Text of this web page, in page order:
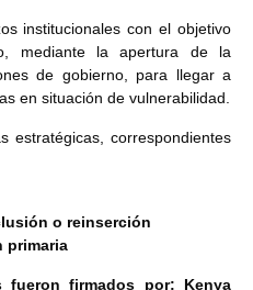
institucionales con el objetivo
mediante laapertura de la
de gobierno, para llegar a
en situación de vulnerabilidad.
estratégicas, correspondientes
o reinserción
primaria
firmados por: Kenya